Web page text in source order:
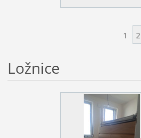
1 2
Ložnice